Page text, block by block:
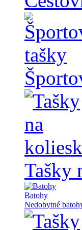
Tašky
Batohy
Nedobytné